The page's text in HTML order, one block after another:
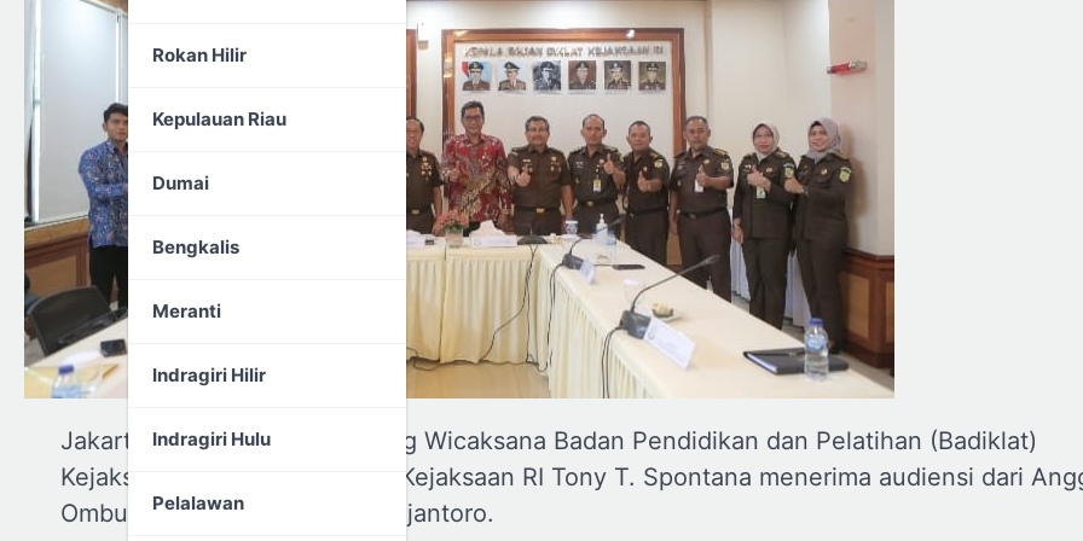
Rokan Hilir
Kepulauan Riau
Dumai
Bengkalis
Meranti
Indragiri Hilir
Indragiri Hulu
Pelalawan
Jakarta – Bertempat di Gedung Wicaksana Badan Pendidikan dan Pelatihan (Badiklat)
Kejaksaan RI, Kepala Badiklat Kejaksaan RI Tony T. Spontana menerima audiensi dari
Ombudsman RI Johannes Widijantoro.